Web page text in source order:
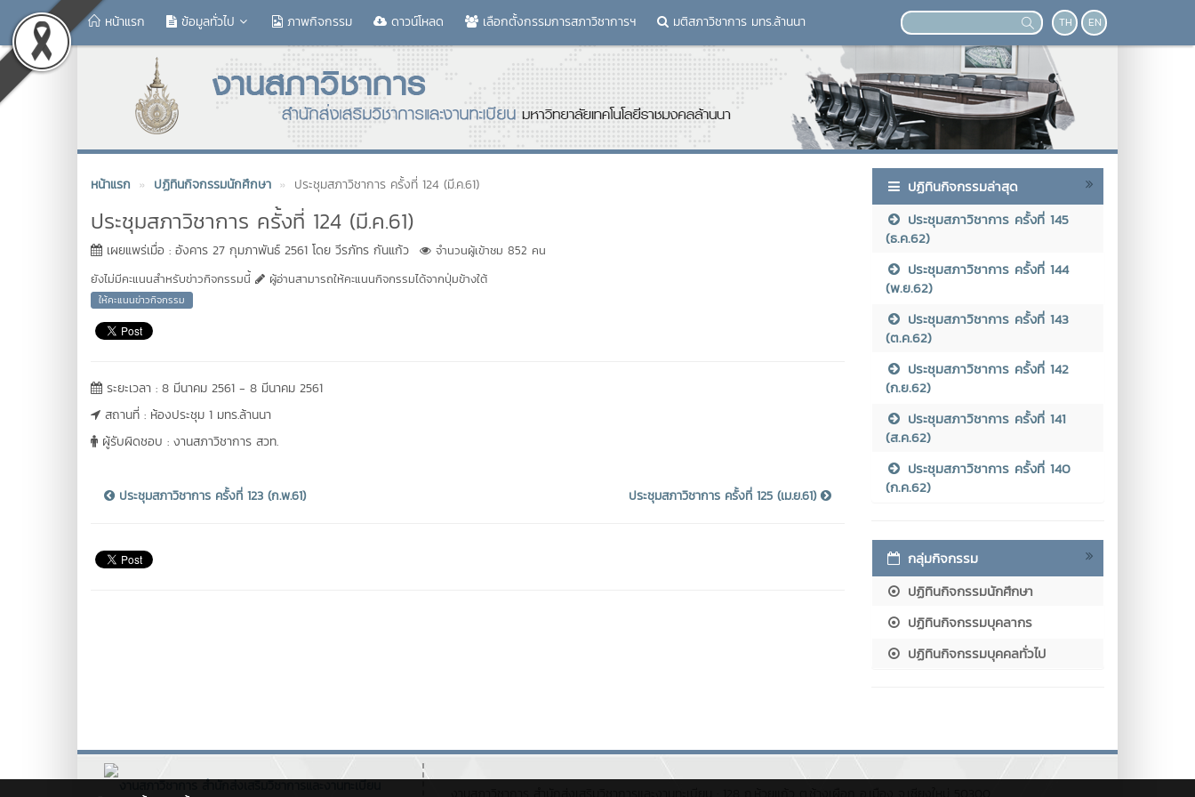
หน้าแรก ข้อมูลทั่วไป ภาพกิจกรรม ดาวน์โหลด เลือกตั้งกรรมการสภาวิชาการฯ มติสภาวิชาการ มทร.ล้านนา TH EN
หน้าแรก ปฏิทินกิจกรรมนักศึกษา ประชุมสภาวิชาการ ครั้งที่ 124 (มี.ค.61)
ประชุมสภาวิชาการ ครั้งที่ 124 (มี.ค.61)
เผยแพร่เมื่อ : อังคาร 27 กุมภาพันธ์ 2561 โดย วีรภัทร กันแก้ว
จำนวนผู้เข้าชม 852 คน
ยังไม่มีคะแนนสำหรับข่าวกิจกรรมนี้
ผู้อ่านสามารถให้คะแนนกิจกรรมได้จากปุ่มข้างใต้
ให้คะแนนข่าวกิจกรรม
ระยะเวลา : 8 มีนาคม 2561 - 8 มีนาคม 2561
สถานที่ : ห้องประชุม 1 มทร.ล้านนา
ผู้รับผิดชอบ : งานสภาวิชาการ สวท.
ประชุมสภาวิชาการ ครั้งที่ 123 (ก.พ.61) ประชุมสภาวิชาการ ครั้งที่ 125 (เม.ย.61)
ปฏิทินกิจกรรมล่าสุด
ประชุมสภาวิชาการ ครั้งที่ 145
(ธ.ค.62)
ประชุมสภาวิชาการ ครั้งที่ 144
(พ.ย.62)
ประชุมสภาวิชาการ ครั้งที่ 143
(ต.ค.62)
ประชุมสภาวิชาการ ครั้งที่ 142
(ก.ย.62)
ประชุมสภาวิชาการ ครั้งที่ 141
(ส.ค.62)
ประชุมสภาวิชาการ ครั้งที่ 140
(ก.ค.62)
กลุ่มกิจกรรม
ปฏิทินกิจกรรมนักศึกษา
ปฏิทินกิจกรรมบุคลากร
ปฏิทินกิจกรรมบุคคลทั่วไป